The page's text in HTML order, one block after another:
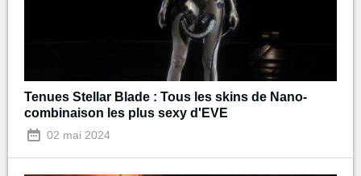
Tenues Stellar Blade : Tous les skins de Nano-
combinaison les plus sexy d'EVE
02 mai 2024